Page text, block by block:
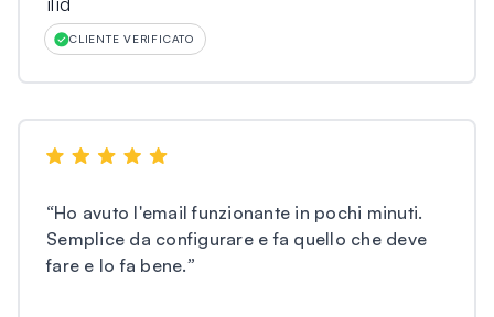
ilid
CLIENTE VERIFICATO
“Ho avuto l'email funzionante in pochi minuti.
Semplice da configurare e fa quello che deve
fare e lo fa bene.”